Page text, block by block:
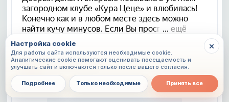
Настройка cookie
Для работы сайта используются необходимые cookie.
Аналитические cookie помогают оценивать посещаемость и
улучшать сайт и включаются только после вашего согласия.
Подробнее Только необходимые Принять все
×